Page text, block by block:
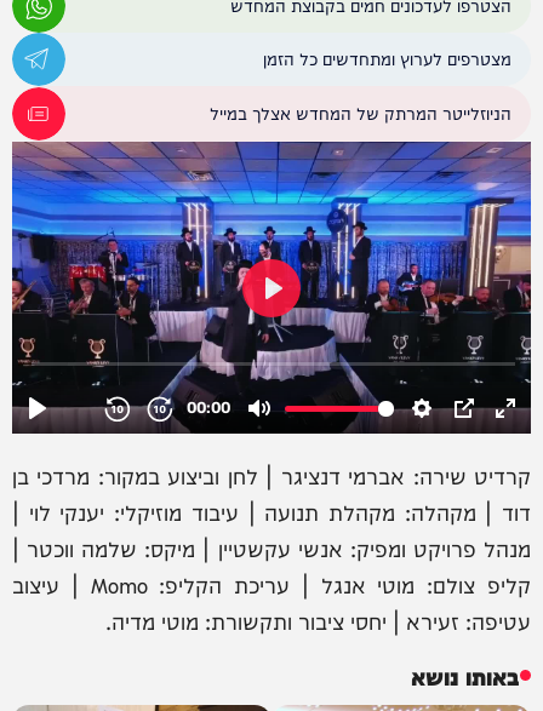
מצטרפים לערוץ ומתחדשים כל הזמן
הניוזלייטר המרתק של המחדש אצלך במייל
קרדיט שירה: אברמי דנציגר | לחן וביצוע במקור: מרדכי בן
דוד | מקהלה: מקהלת תנועה | עיבוד מוזיקלי: יענקי לוי |
מנהל פרויקט ומפיק: אנשי עקשטיין | מיקס: שלמה ווכטר |
קליפ צולם: מוטי אנגל | עריכת הקליפ: Momo | עיצוב
עטיפה: זעירא | יחסי ציבור ותקשורת: מוטי מדיה.
באותו נושא